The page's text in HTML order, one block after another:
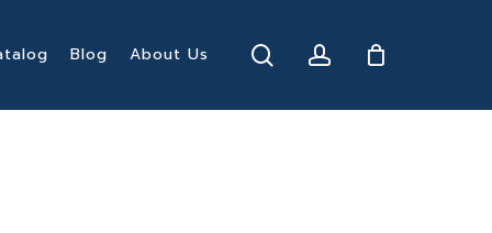
Blog About Us search account